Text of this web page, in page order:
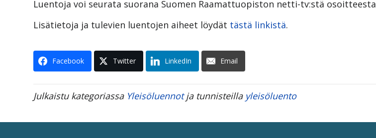
Luentoja voi seurata suorana Suomen Raamattuopiston netti-tv:stä osoitteesta
Lisätietoja ja tulevien luentojen aiheet löydät tästä linkistä.
Facebook Twitter LinkedIn Email
Julkaistu kategoriassa Yleisöluennotja tunnisteilla yleisöluento